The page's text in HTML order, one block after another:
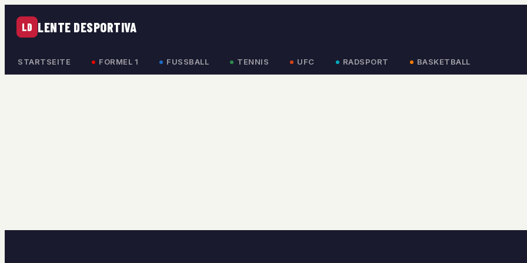
LD LENTE DESPORTIVA
STARTSEITE FORMEL 1 FUSSBALL TENNIS UFC RADSPORT BASKETBALL